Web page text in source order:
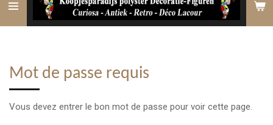
Mot de passe requis
Vous devez entrer le bon mot de passe pour voir cette page.